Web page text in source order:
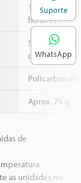
10 a 55 Hz,
horas em
500 m/s2
direções X, Y
Policarbonato
Aprox. 75 g
de
as unidades no
Suporte
WhatsApp